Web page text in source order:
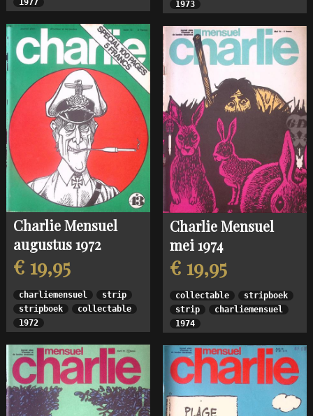
1977 1973
Charlie Mensuel
augustus 1972
€ 19,95
charliemensuel
strip
stripboek
collectable
1972
Charlie Mensuel
mei 1974
€ 19,95
collectable
stripboek
strip
charliemensuel
1974